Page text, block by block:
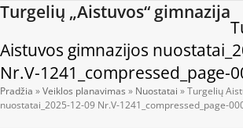
Skip
content
Turgelių „Aistuvos“ gimnazija
Open
mobile
menu
Close
mobile
menu
Aistuvos gimnazijos
Nr.V-1241_compressed_page-
Pradžia »Veiklos planavimas » Nuostatai »Turgelių
nuostatai_2025-12-09 Nr.V-1241_compressed_page-